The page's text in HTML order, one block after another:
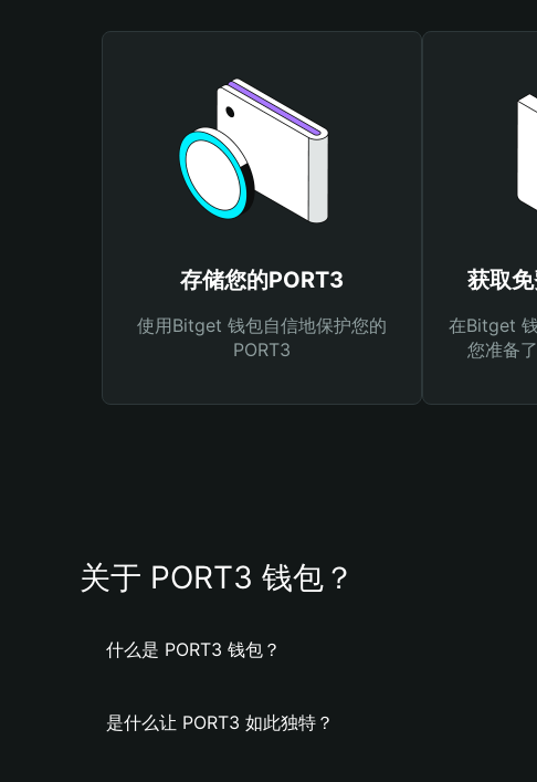
存储您的PORT3
使用Bitget 钱包自信地保护您的
PORT3
获取
在Bitget
您准备
关于 PORT3 钱包？
什么是 PORT3 钱包？
是什么让 PORT3 如此独特？